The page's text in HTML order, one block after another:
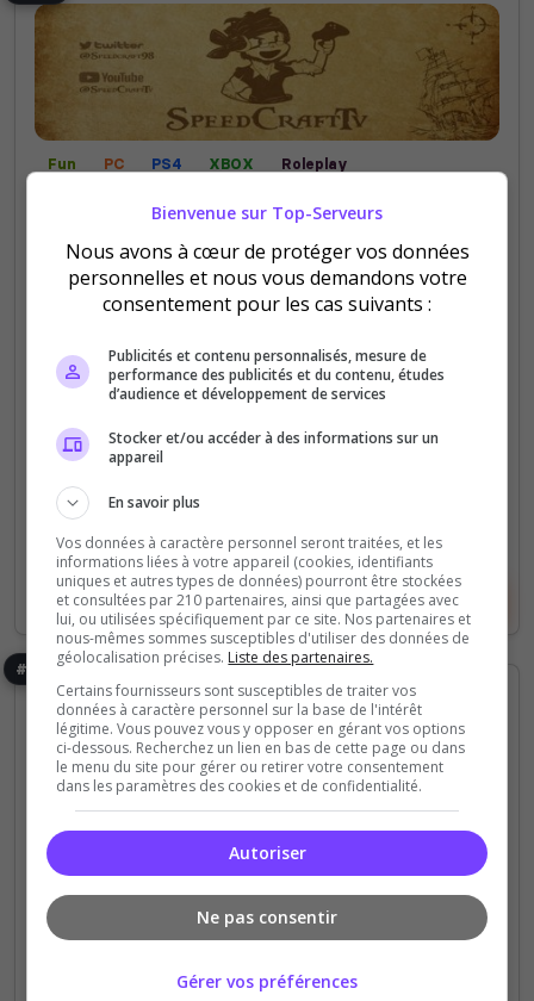
Fun PC PS4 XBOX Roleplay
L'Empire de la Pataterie
Serveur communautaire du Captaine SpeeCraftTV,
alias Speed, Speedy ou Speedou ! Venez discuter
autour d'une bonne pinte de rhum et vous amusez
autres...
0
votes clics
Voir la fiche Voter
#156
Fun
Que La Famax
Salut bg serveur chill avec du gta,valo,Lol et
membre 3 Bost a gagner
Bienvenue sur Top-Serveurs
Nous avons à cœur de protéger vos données
personnelles et nous vous demandons votre
consentement pour les cas suivants :
Publicités et contenu personnalisés, mesure de
performance des publicités et du contenu, études
d’audience et développement de services
Stocker et/ou accéder à des informations sur un
appareil
En savoir plus
Vos données à caractère personnel seront traitées, et les
informations liées à votre appareil (cookies, identifiants
uniques et autres types de données) pourront être stockées
et consultées par 210 partenaires, ainsi que partagées avec
lui, ou utilisées spécifiquement par ce site. Nos partenaires et
nous-mêmes sommes susceptibles d'utiliser des données de
géolocalisation précises. Liste des partenaires.
Certains fournisseurs sont susceptibles de traiter vos
données à caractère personnel sur la base de l'intérêt
légitime. Vous pouvez vous y opposer en gérant vos options
ci-dessous. Recherchez un lien en bas de cette page ou dans
le menu du site pour gérer ou retirer votre consentement
dans les paramètres des cookies et de confidentialité.
Autoriser
Ne pas consentir
Gérer vos préférences